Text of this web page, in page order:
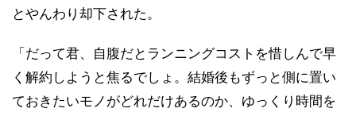
とやんわり却下された。
「だって君、自腹だとランニングコストを惜しんで早
く解約しようと焦るでしょ。結婚後もずっと側に置い
ておきたいモノがどれだけあるのか、ゆっくり時間を